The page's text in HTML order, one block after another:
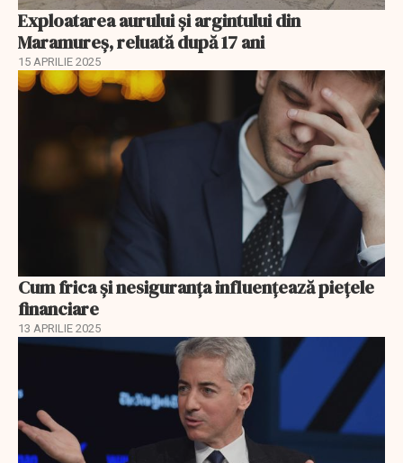
Exploatarea aurului și argintului din
Maramureș, reluată după 17 ani
15 APRILIE 2025
Cum frica și nesiguranța influențează piețele
financiare
13 APRILIE 2025